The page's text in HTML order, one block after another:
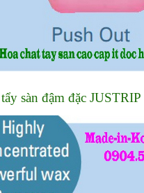
sàn đậm đặc JUSTRIP